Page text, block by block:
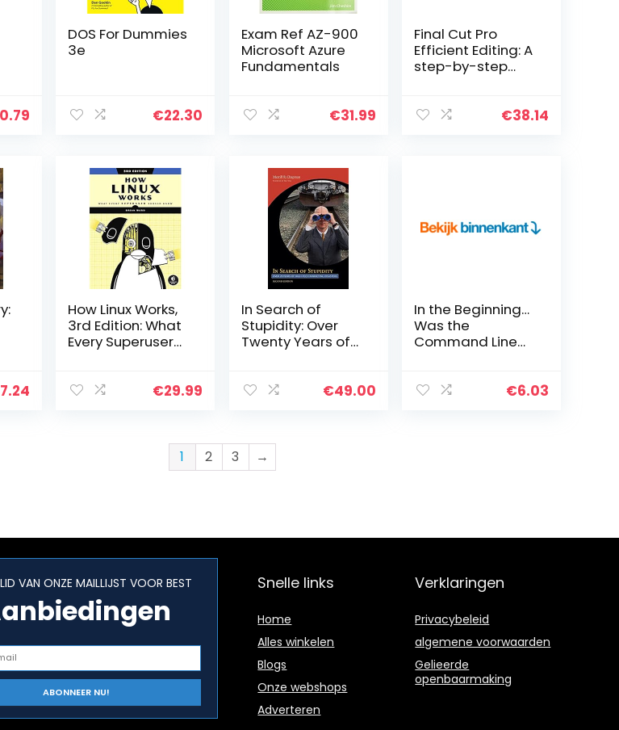
DOS For Dummies
3e
€22.30
Exam Ref AZ-900
Microsoft Azure
Fundamentals
€31.99
Final Cut Pro
Efficient Editing: A
step-by-step
FCP 10.5 (English
€38.14
How Linux Works,
3rd Edition: What
Every Superuser
€29.99
In Search of
Stupidity: Over
Twenty Years of
Disasters
€49.00
In the Beginning…
Was the
Command Line
€6.03
1 2 3 →
VAN ONZE MAILLIJST VOOR BEST Snelle links
Home
Alles winkelen
Blogs
Onze webshops
Adverteren
Verklaringen
Privacybeleid
algemene voorwaarden
Gelieerde
openbaarmaking